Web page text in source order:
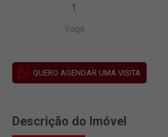
1
Vaga
QUERO AGENDAR UMA VISITA
Descrição do Imóvel